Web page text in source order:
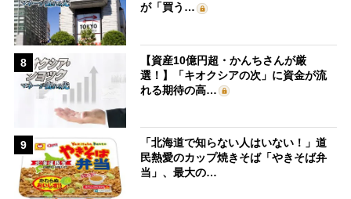
が「買う…
8
【資産10億円超・かんちさんが厳
選！】「キオクシアの次」に資金が流
れる期待の高…
9
「北海道で知らない人はいない！」道
民熱愛のカップ焼きそば「やきそば弁
当」、最大の…